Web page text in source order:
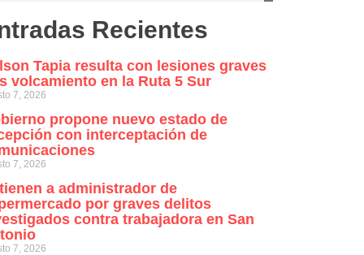
Recientes
Tapia resulta con lesiones graves
volcamiento en la Ruta 5 Sur
7, 2026
propone nuevo estado de
con interceptación de
7, 2026
a administrador de
por graves delitos
contra trabajadora en San
7, 2026